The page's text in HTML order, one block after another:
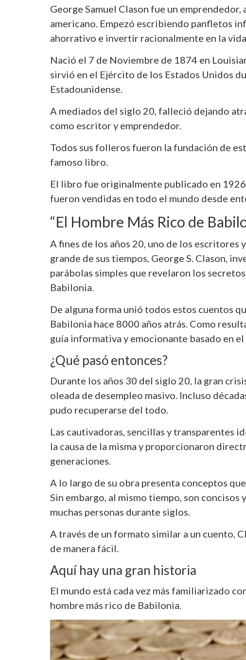
George Samuel Clason fue un
americano. Empezó escribiendo panfletos
ahorrativo e invertir racionalmente en la
Nació el 7 de Noviembre de 1874 en
sirvió en el Ejército de los Estados Unidos
Estadounidense.
A mediados del siglo 20, falleció dejando
como escritor y emprendedor.
Todos sus folleros fueron la fundación de
famoso libro.
El libro fue originalmente publicado en
fueron vendidas en todo el mundo desde
“El Hombre Más Rico de
A fines de los años 20, uno de los escritores
grande de sus tiempos, George S. Clason,
parábolas simples que revelaron los
Babilonia.
De alguna forma unió todos estos cuentos
Babilonia hace 8000 años atrás. Como
guía informativa y emocionante basado en
¿Qué pasó entonces?
Durante los años 30 del siglo 20, la gran
oleada de desempleo masivo. Incluso
pudo recuperarse del todo.
Las cautivadoras, sencillas y transparentes
la causa de la misma y proporcionaron
generaciones.
A lo largo de su obra presenta conceptos
Sin embargo, al mismo tiempo, son concisos
muchas personas durante siglos.
A través de un formato similar a un cuento,
de manera fácil.
Aquí hay una gran historia
El mundo está cada vez más familiarizado
hombre más rico de Babilonia.